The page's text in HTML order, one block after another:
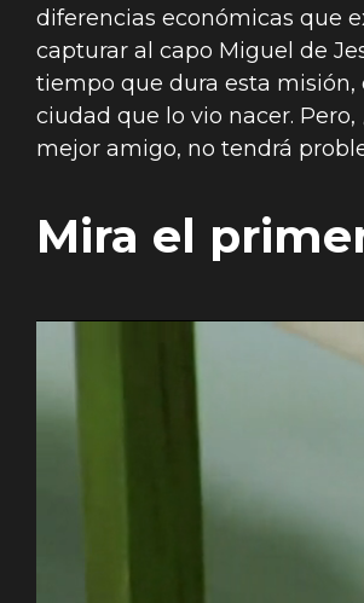
diferencias económicas que
capturar al capo Miguel de
tiempo que dura esta
ciudad que lo vio nacer.
mejor amigo, no tendrá
Mira el